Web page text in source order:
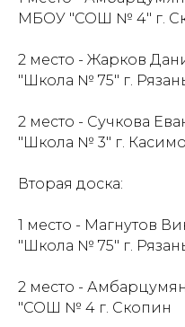
МБОУ "СОШ № 4" г.
2 место - Жарков
"Школа № 75" г.
2 место - Сучкова
"Школа № 3" г.
Вторая доска:
1 место - Магнутов
"Школа № 75" г.
2 место -
"СОШ № 4 г. Скопин